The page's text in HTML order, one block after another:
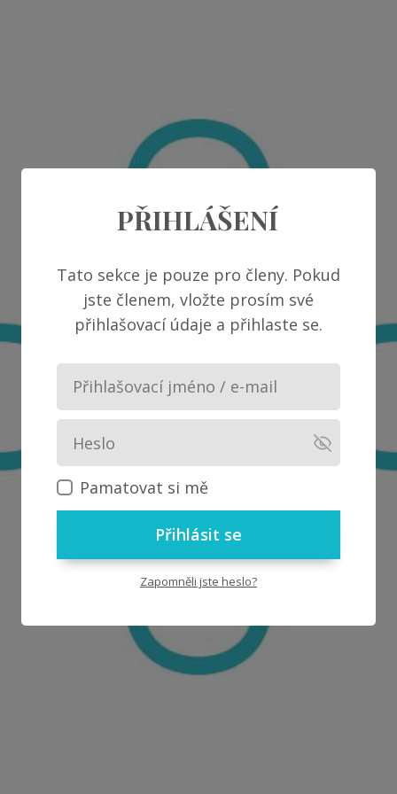
PŘIHLÁŠENÍ
Tato sekce je pouze pro členy. Pokud
jste členem, vložte prosím své
přihlašovací údaje a přihlaste se.
Pamatovat si mě
Přihlásit se
Zapomněli jste heslo?